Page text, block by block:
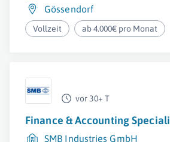
Gössendorf
Vollzeit ab 4.000€ pro Monat
vor 30+ T
Finance & Accounting
SMB Industries GmbH